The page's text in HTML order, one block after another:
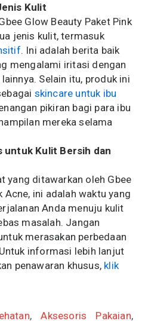
Kulit
Glow Beauty Paket Pink
jenis kulit, termasuk
. Ini adalah berita baik
mengalami iritasi dengan
Selain itu, produk ini
skincare untuk ibu
pikiran bagi para ibu
mereka selama
untuk Kulit Bersih dan
yang ditawarkan oleh Gbee
Acne, ini adalah waktu yang
Anda menuju kulit
masalah. Jangan
merasakan perbedaan
informasi lebih lanjut
penawaran khusus, klik
,Aksesoris Pakaian,